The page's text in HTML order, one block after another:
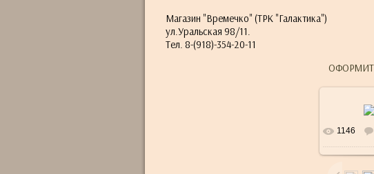
Магазин "Времечко" (ТРК "Галактика")
ул.Уральская 98/11.
Тел. 8-(918)-354-20-11
В
1146